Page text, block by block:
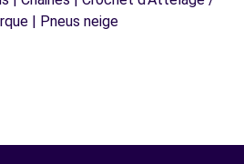
| Pneus neige